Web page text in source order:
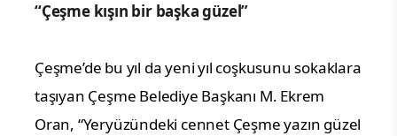
“Çeşme kışın bir başka güzel”
Çeşme’de bu yıl da yeni yıl coşkusunu sokaklara
taşıyan Çeşme Belediye Başkanı M. Ekrem
Oran, “Yeryüzündeki cennet Çeşme yazın güzel